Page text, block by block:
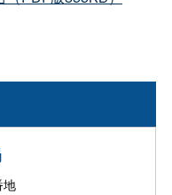
殿町8番地